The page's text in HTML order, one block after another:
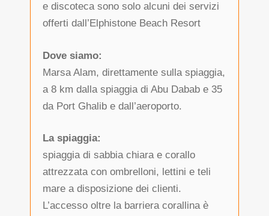
e discoteca sono solo alcuni dei servizi
offerti dall’Elphistone Beach Resort
Dove siamo:
Marsa Alam, direttamente sulla spiaggia,
a 8 km dalla spiaggia di Abu Dabab e 35
da Port Ghalib e dall’aeroporto.
La spiaggia:
spiaggia di sabbia chiara e corallo
attrezzata con ombrelloni, lettini e teli
mare a disposizione dei clienti.
L’accesso oltre la barriera corallina è